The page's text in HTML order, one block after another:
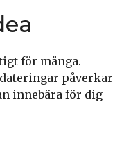
för många.
påverkar
innebära för dig